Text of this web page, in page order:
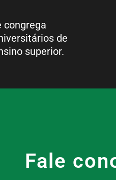
congrega
de
superior.
Fale